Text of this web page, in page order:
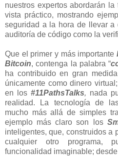
nuestros expertos abordarán
vista práctico, mostrando
seguridad a la hora de llevar a
auditoría de código como la
Que el primer y más importante
Bitcoin, contenga la palabra “
ha contribuido en gran
únicamente como dinero
en los#11PathsTalks, nada
realidad. La tecnología de
mucho más allá de simples
ejemplo más claro son los
inteligentes, que, construidos a
cualquier otro programa,
funcionalidad imaginable;